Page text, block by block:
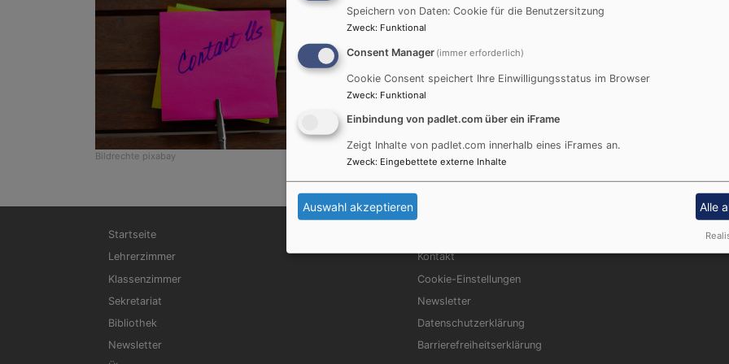
Bildrechte pixabay
Wir freuen uns über eine Nachricht, eine Anregung, ein
Hauptnavigation
Startseite
Lehrerzimmer
Klassenzimmer
Sekretariat
Bibliothek
Newsletter
Kontakt
Cookie-Einstellungen
Newsletter
Datenschutzerklärung
Barrierefreiheitserklärung
Speichern von Daten: Cookie für die Benutzersitzung
Zweck: Funktional
Consent Manager (immer erforderlich)
Cookie Consent speichert Ihre Einwilligungsstatus im Browser
Zweck: Funktional
Einbindung von padlet.com über ein iFrame
Zeigt Inhalte von padlet.com innerhalb eines iFrames an.
Zweck: Eingebettete externe Inhalte
Auswahl akzeptieren Alle